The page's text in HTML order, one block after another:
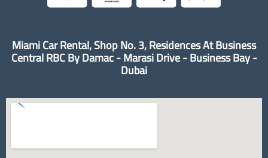
Miami Car Rental, Shop No. 3, Residences At Business
Central RBC By Damac - Marasi Drive - Business Bay -
Dubai